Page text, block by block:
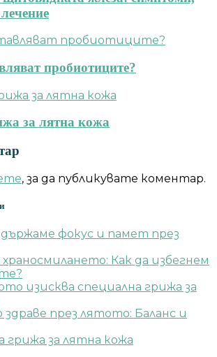
пробиотиците?
за лятна кожа
, за да публикувате коментар.
фокус и памет през
Как да избегнем
изисква специална грижа за
през лятото: Баланс и
грижа за лятна кожа